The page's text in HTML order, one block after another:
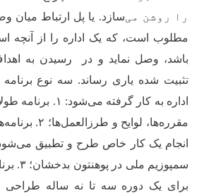
را روشن می‌سازد. یا پل ارتباط
مطلوب
است، که یک اداره را از آنچه
باشد، وصل ‌نماید و در رسیدن به
تثبیت شده یاری ‌رساند. سه نوع
اداره به کار گرفته می‌شود: ۱.
برنامه
مقرره‌ها، لوایح و طرزالعمل‌ها؛ ۲.
انجام یک کار خاص طرح و تطبیق می‌شود
سمپوزیم ملی در پوهنتون بدخشان؛ ۳.
برای یک دوره سه تا نه ساله طراحی